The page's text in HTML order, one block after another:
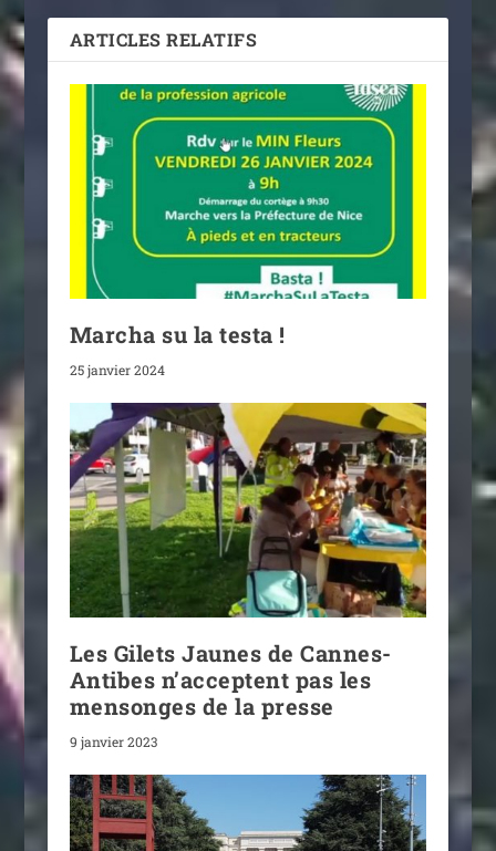
ARTICLES RELATIFS
Marcha su la testa !
25 janvier 2024
Les Gilets Jaunes de Cannes-
Antibes n’acceptent pas les
mensonges de la presse
9 janvier 2023